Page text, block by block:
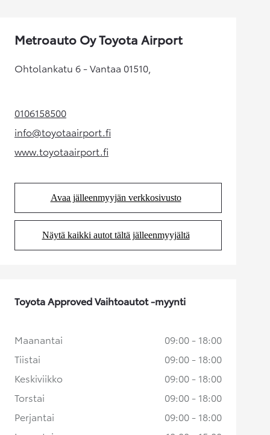
Metroauto Oy Toyota Airport
Ohtolankatu 6 - Vantaa 01510,
0106158500(Aukeaa uudessa välilehdessä)
info@toyotaairport.fi(Aukeaa uudessa välilehdessä)
www.toyotaairport.fi(Aukeaa uudessa välilehdessä)
Avaa jälleenmyyjän verkkosivusto
(Aukeaa uudessa välilehdessä)
Näytä kaikki autot tältä jälleenmyyjältä
(Aukeaa uudessa välilehdessä)
Toyota Approved Vaihtoautot -myynti
Maanantai
09:00 - 18:00
Tiistai
09:00 - 18:00
Keskiviikko
09:00 - 18:00
Torstai
09:00 - 18:00
Perjantai
09:00 - 18:00